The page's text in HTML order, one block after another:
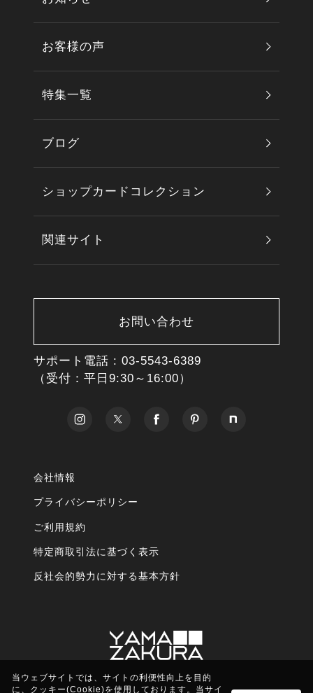
お客様の声
特集一覧
ブログ
ショップカードコレクション
関連サイト
お問い合わせ
サポート電話 : 03-5543-6389
（受付：平日9:30～16:00）
会社情報
プライバシーポリシー
ご利用規約
特定商取引法に基づく表示
反社会的勢力に対する基本方針
当ウェブサイトでは、サイトの利便性向上を目的
に、クッキー(Cookie)を使用しております。当サイ